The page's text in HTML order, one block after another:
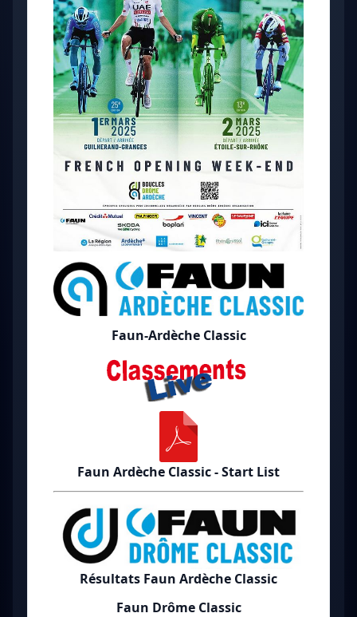
Faun-Ardèche Classic
Faun Ardèche Classic - Start List
Résultats Faun Ardèche Classic
Faun Drôme Classic